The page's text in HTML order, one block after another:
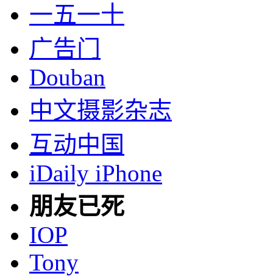
一五一十
广告门
Douban
中文摄影杂志
互动中国
iDaily iPhone
朋友已死
IOP
Tony